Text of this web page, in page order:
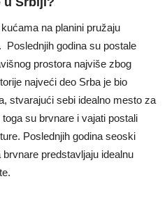
na planini pružaju
godina su postale
prostora najviše zbog
najveći deo Srba je bio
stvarajući sebi idealno mesto za
su brvnare i vajati postali
Poslednjih godina seoski
predstavljaju idealnu